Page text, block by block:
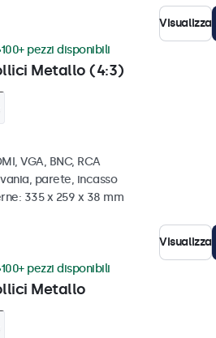
Visualizza
Metallo (4:3)
100+ pezzi disponibili
VGA, BNC, RCA
parete, incasso
335 x 259 x 38 mm
Visualizza
Metallo
100+ pezzi disponibili